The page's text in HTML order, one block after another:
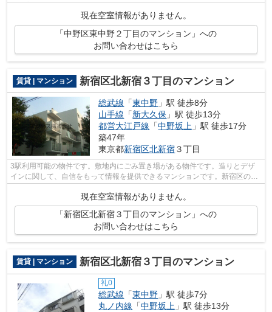
性の高い徒歩9分の物件です。こちらの...
現在空室情報がありません。
「中野区東中野２丁目のマンション」への
お問い合わせはこちら
賃貸 | マンション 新宿区北新宿３丁目のマンション
総武線 「東中野 」駅 徒歩8分
山手線 「新大久保 」駅 徒歩13分
都営大江戸線 「中野坂上 」駅 徒歩17分
築47年
東京都新宿区北新宿３丁目
3駅利用可能の物件です。敷地内にごみ置き場がある物件です。造りとデザ
インに関して、自信をもって情報を提供できるマンションです。新宿区の総
武線東中野周辺にある物件のことなら当...
現在空室情報がありません。
「新宿区北新宿３丁目のマンション」への
お問い合わせはこちら
賃貸 | マンション 新宿区北新宿３丁目のマンション
礼0
総武線 「東中野 」駅 徒歩7分
丸ノ内線 「中野坂上 」駅 徒歩13分